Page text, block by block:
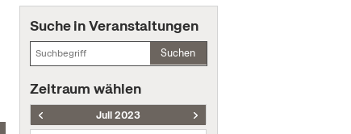
Suche in Veranstaltungen
Suchen
Zeitraum wählen
Juli 2023